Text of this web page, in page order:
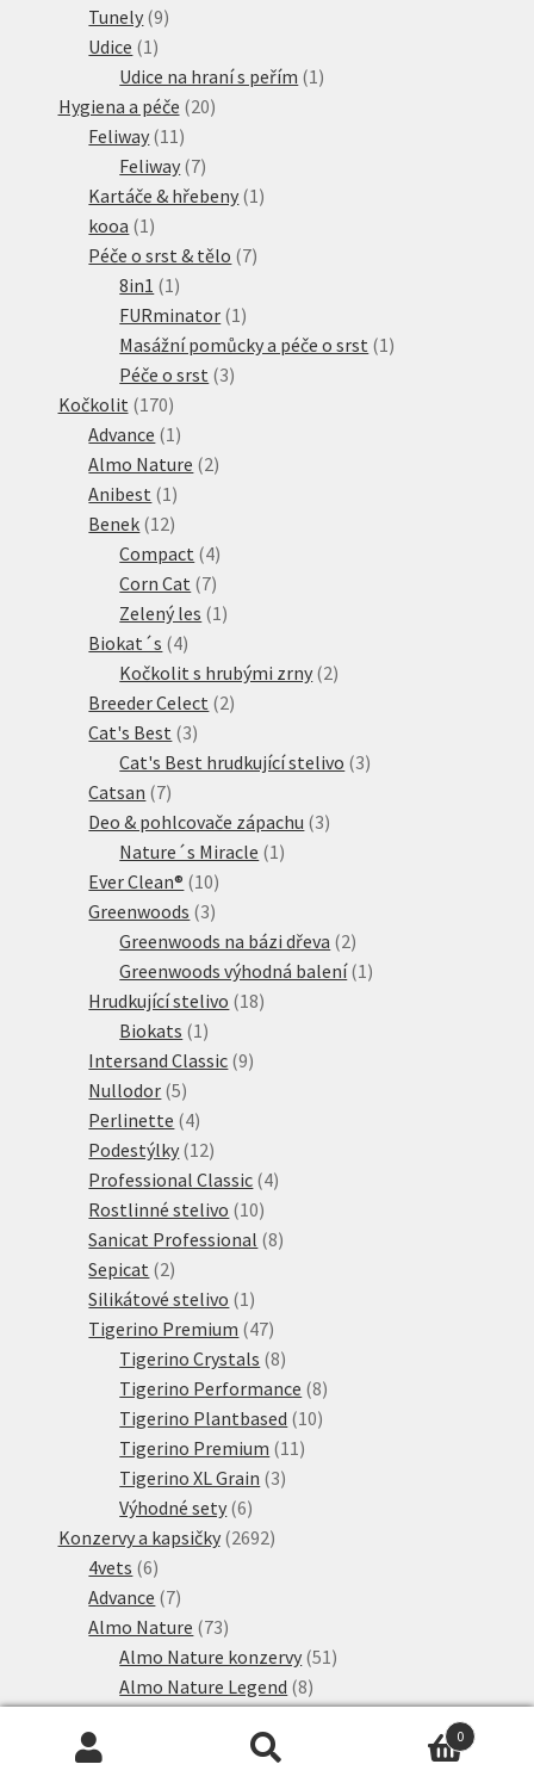
produktů
Tunely 99
Udice 1 1
produkt
Udice na hraní s peřím 1 1
Hygiena a péče 2020
Feliway 11 11
produktů
Feliway 77
produktů
Kartáče & hřebeny 1 1
kooa 1 1
produkt
Péče o srst & tělo 77
8in1 1 1
produkt
FURminator 1 1
produkt
Masážní pomůcky a péče o srst 1 1
Péče o srst 33
Kočkolit 170170
produktů
Advance 1 1
produkt
Almo Nature 22
Anibest 1 1
produkt
Benek 1212
produktů
Compact 44
produkty
Corn Cat 77
produktů
Zelený les 1 1
Biokat´s 44
produkty
Kočkolit s hrubými zrny 22
Breeder Celect 22
Cat's Best 33
produkty
Cat's Best hrudkující stelivo 33
Catsan 77
produktů
Deo & pohlcovače zápachu 33
Nature´s Miracle 1 1
Ever Clean® 1010
produktů
Greenwoods 33
produkty
Greenwoods na bázi dřeva 22
produkty
Greenwoods výhodná balení 1 1
Hrudkující stelivo 1818
Biokats 1 1
produkt
Intersand Classic 99
Nullodor 55
produktů
Perlinette 44
produkty
Podestýlky 1212
produktů
Professional Classic 44
Rostlinné stelivo 1010
produktů
Sanicat Professional 88
Sepicat 22
produkty
Silikátové stelivo 1 1
produkt
Tigerino Premium 4747
produktů
Tigerino Crystals 88
produktů
Tigerino Performance 88
produktů
Tigerino Plantbased 1010
Tigerino Premium 11 11
Tigerino XL Grain 33
Výhodné sety 66
produktů
Konzervy a kapsičky 26922692
4vets 66
produktů
Advance 77
produktů
Almo Nature 7373
produktů
Almo Nature konzervy 51 51
Almo Nature Legend 88
produktů
6
produktů
7
0